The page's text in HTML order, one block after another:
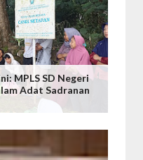
MPLS SD Negeri
Adat Sadranan